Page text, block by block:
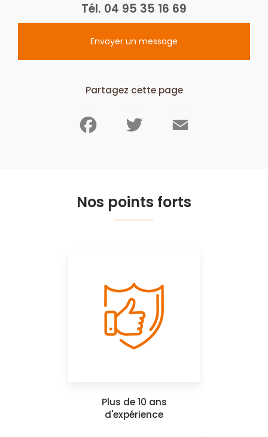
Tél. 04 95 35 16 69
Envoyer un message
Partagez cette page
Nos points forts
Plus de 10 ans
d'expérience